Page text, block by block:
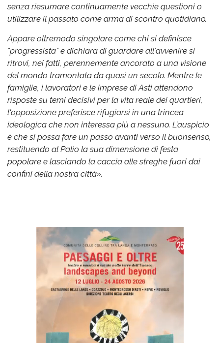
senza riesumare continuamente vecchie questioni o
utilizzare il passato come arma di scontro quotidiano.
Appare oltremodo singolare come chi si definisce
"progressista" e dichiara di guardare all'avvenire si
ritrovi, nei fatti, perennemente ancorato a una visione
del mondo tramontata da quasi un secolo. Mentre le
famiglie, i lavoratori e le imprese di Asti attendono
risposte su temi decisivi per la vita reale dei quartieri,
l'opposizione preferisce rifugiarsi in una trincea
ideologica che non interessa più a nessuno. L'auspicio
è che si possa fare un passo avanti verso il buonsenso,
restituendo al Palio la sua dimensione di festa
popolare e lasciando la caccia alle streghe fuori dai
confini della nostra città».